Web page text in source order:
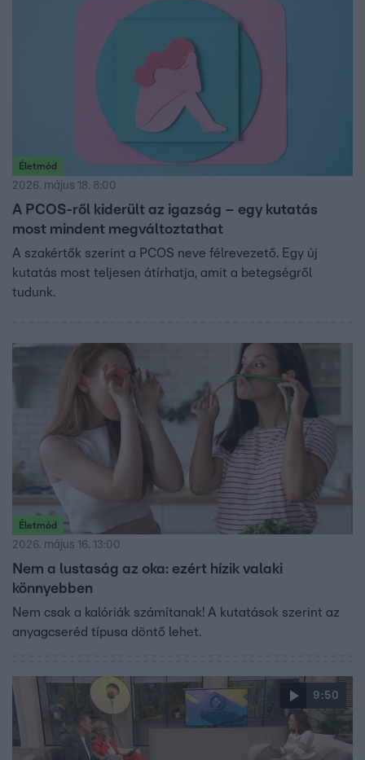
Életmód
2026. május 18. 8:00
A PCOS-ről kiderült az igazság – egy kutatás
most mindent megváltoztathat
A szakértők szerint a PCOS neve félrevezető. Egy új
kutatás most teljesen átírhatja, amit a betegségről
tudunk.
Életmód
2026. május 16. 13:00
Nem a lustaság az oka: ezért hízik valaki
könnyebben
Nem csak a kalóriák számítanak! A kutatások szerint az
anyagcseréd típusa döntő lehet.
9:50